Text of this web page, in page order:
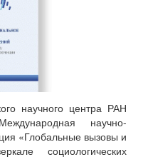
научного центра РАН
научно-
«Глобальные вызовы и
социологических